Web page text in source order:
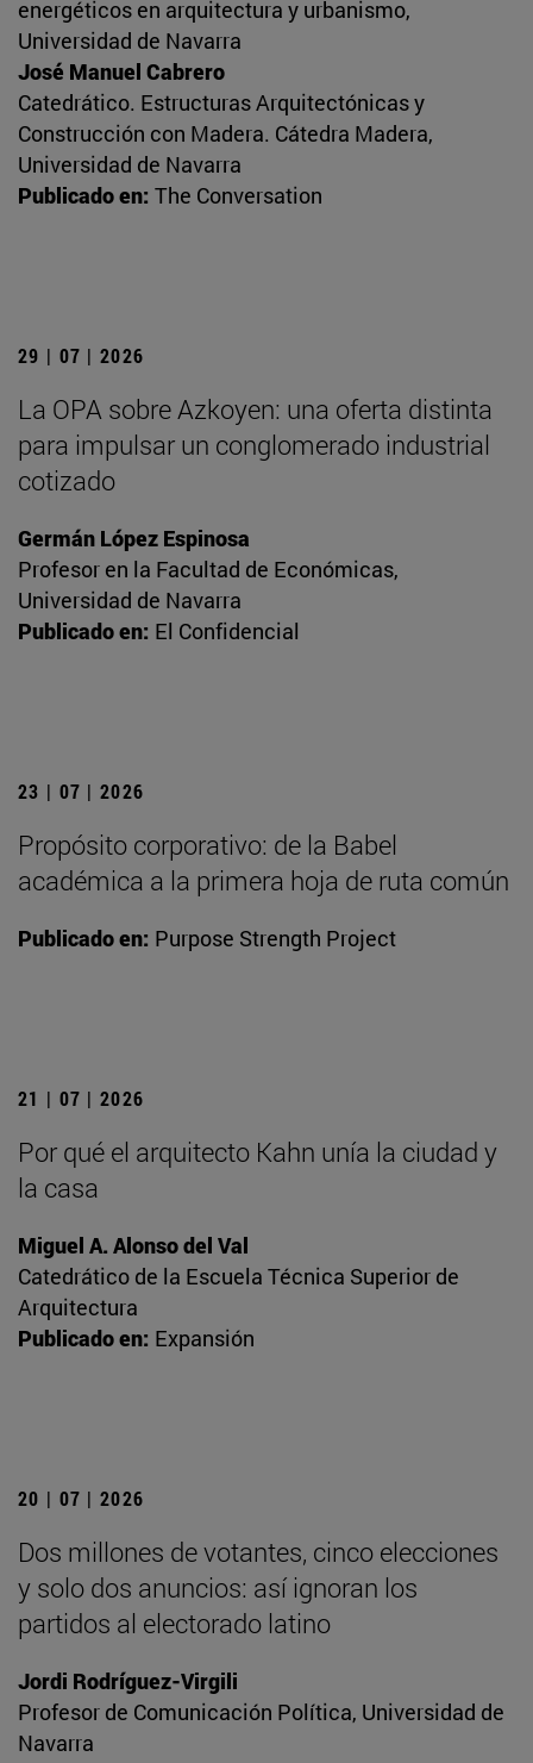
energéticos en arquitectura y urbanismo,
Universidad de Navarra
José Manuel Cabrero
Catedrático. Estructuras Arquitectónicas y
Construcción con Madera. Cátedra Madera,
Universidad de Navarra
Publicado en: The Conversation
29 | 07 | 2026
La OPA sobre Azkoyen: una oferta distinta
para impulsar un conglomerado industrial
cotizado
Germán López Espinosa
Profesor en la Facultad de Económicas,
Universidad de Navarra
Publicado en: El Confidencial
23 | 07 | 2026
Propósito corporativo: de la Babel
académica a la primera hoja de ruta común
Publicado en: Purpose Strength Project
21 | 07 | 2026
Por qué el arquitecto Kahn unía la ciudad y
la casa
Miguel A. Alonso del Val
Catedrático de la Escuela Técnica Superior de
Arquitectura
Publicado en: Expansión
20 | 07 | 2026
Dos millones de votantes, cinco elecciones
y solo dos anuncios: así ignoran los
partidos al electorado latino
Jordi Rodríguez-Virgili
Profesor de Comunicación Política, Universidad de
Navarra